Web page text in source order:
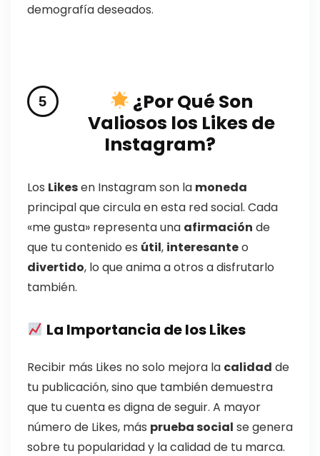
demografía deseados.
¿Por Qué Son
Valiosos los Likes de
Instagram?
Los Likesen Instagram son la moneda
principal que circula en esta red social. Cada
«me gusta» representa una afirmación de
que tu contenido es útil, interesanteo
divertido, lo que anima a otros a disfrutarlo
también.
La Importancia de los Likes
Recibir más Likes no solo mejora la calidad de
tu publicación, sino que también demuestra
que tu cuenta es digna de seguir. A mayor
número de Likes, más prueba social se genera
sobre tu popularidad y la calidad de tu marca.